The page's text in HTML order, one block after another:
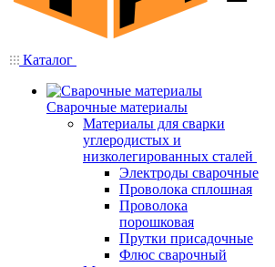
Каталог
Сварочные материалы
Материалы для сварки
углеродистых и
низколегированных сталей
Электроды сварочные
Проволока сплошная
Проволока
порошковая
Прутки присадочные
Флюс сварочный